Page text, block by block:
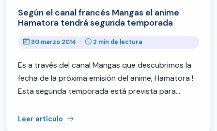
Según el canal francés Mangas el anime
Hamatora tendrá segunda temporada
30 marzo 2014 · 2 min de lectura
Es a través del canal Mangas que descubrimos la
fecha de la próxima emisión del anime, Hamatora !
Esta segunda temporada está prevista para…
Leer artículo